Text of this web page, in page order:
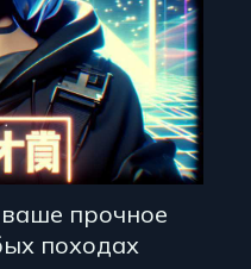
прочное
походах